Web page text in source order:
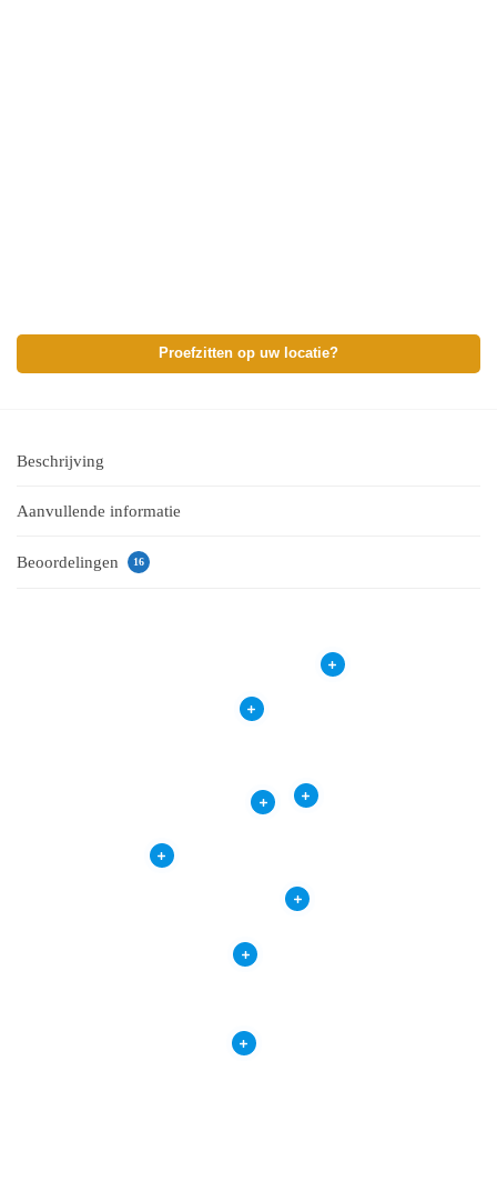
Proefzitten op uw locatie?
Beschrijving
Aanvullende informatie
Beoordelingen 16